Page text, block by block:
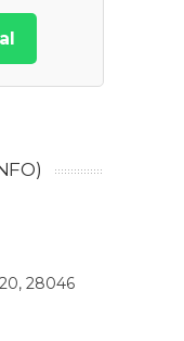
28046